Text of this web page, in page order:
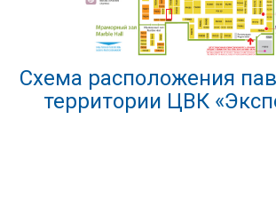
Схема расположения
территории ЦВК